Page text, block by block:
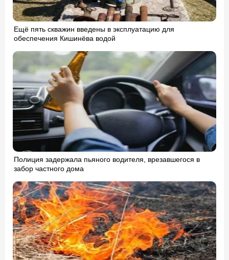
Ещё пять скважин введены в эксплуатацию для
обеспечения Кишинёва водой
Полиция задержала пьяного водителя, врезавшегося в
забор частного дома